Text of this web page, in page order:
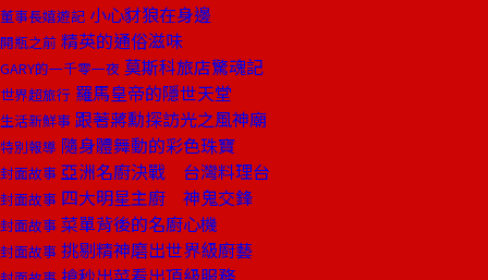
董事長嬉遊記 小心豺狼在身邊
開瓶之前 精英的通俗滋味
GARY的一千零一夜 莫斯科旅店驚魂記
世界超旅行 羅馬皇帝的隱世天堂
生活新鮮事 跟著蔣勳探訪光之風神廟
特別報導 隨身體舞動的彩色珠寶
封面故事 亞洲名廚決戰 台灣料理台
封面故事 四大明星主廚 神鬼交鋒
封面故事 菜單背後的名廚心機
封面故事 挑剔精神磨出世界級廚藝